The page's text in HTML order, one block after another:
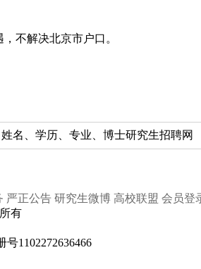
不解决北京市户口。
名、学历、专业、博士研究生招聘网
严正公告 研究生微博 高校联盟 会员登
有
号1102272636466